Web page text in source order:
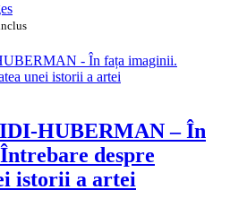
– În
despre
istorii a artei